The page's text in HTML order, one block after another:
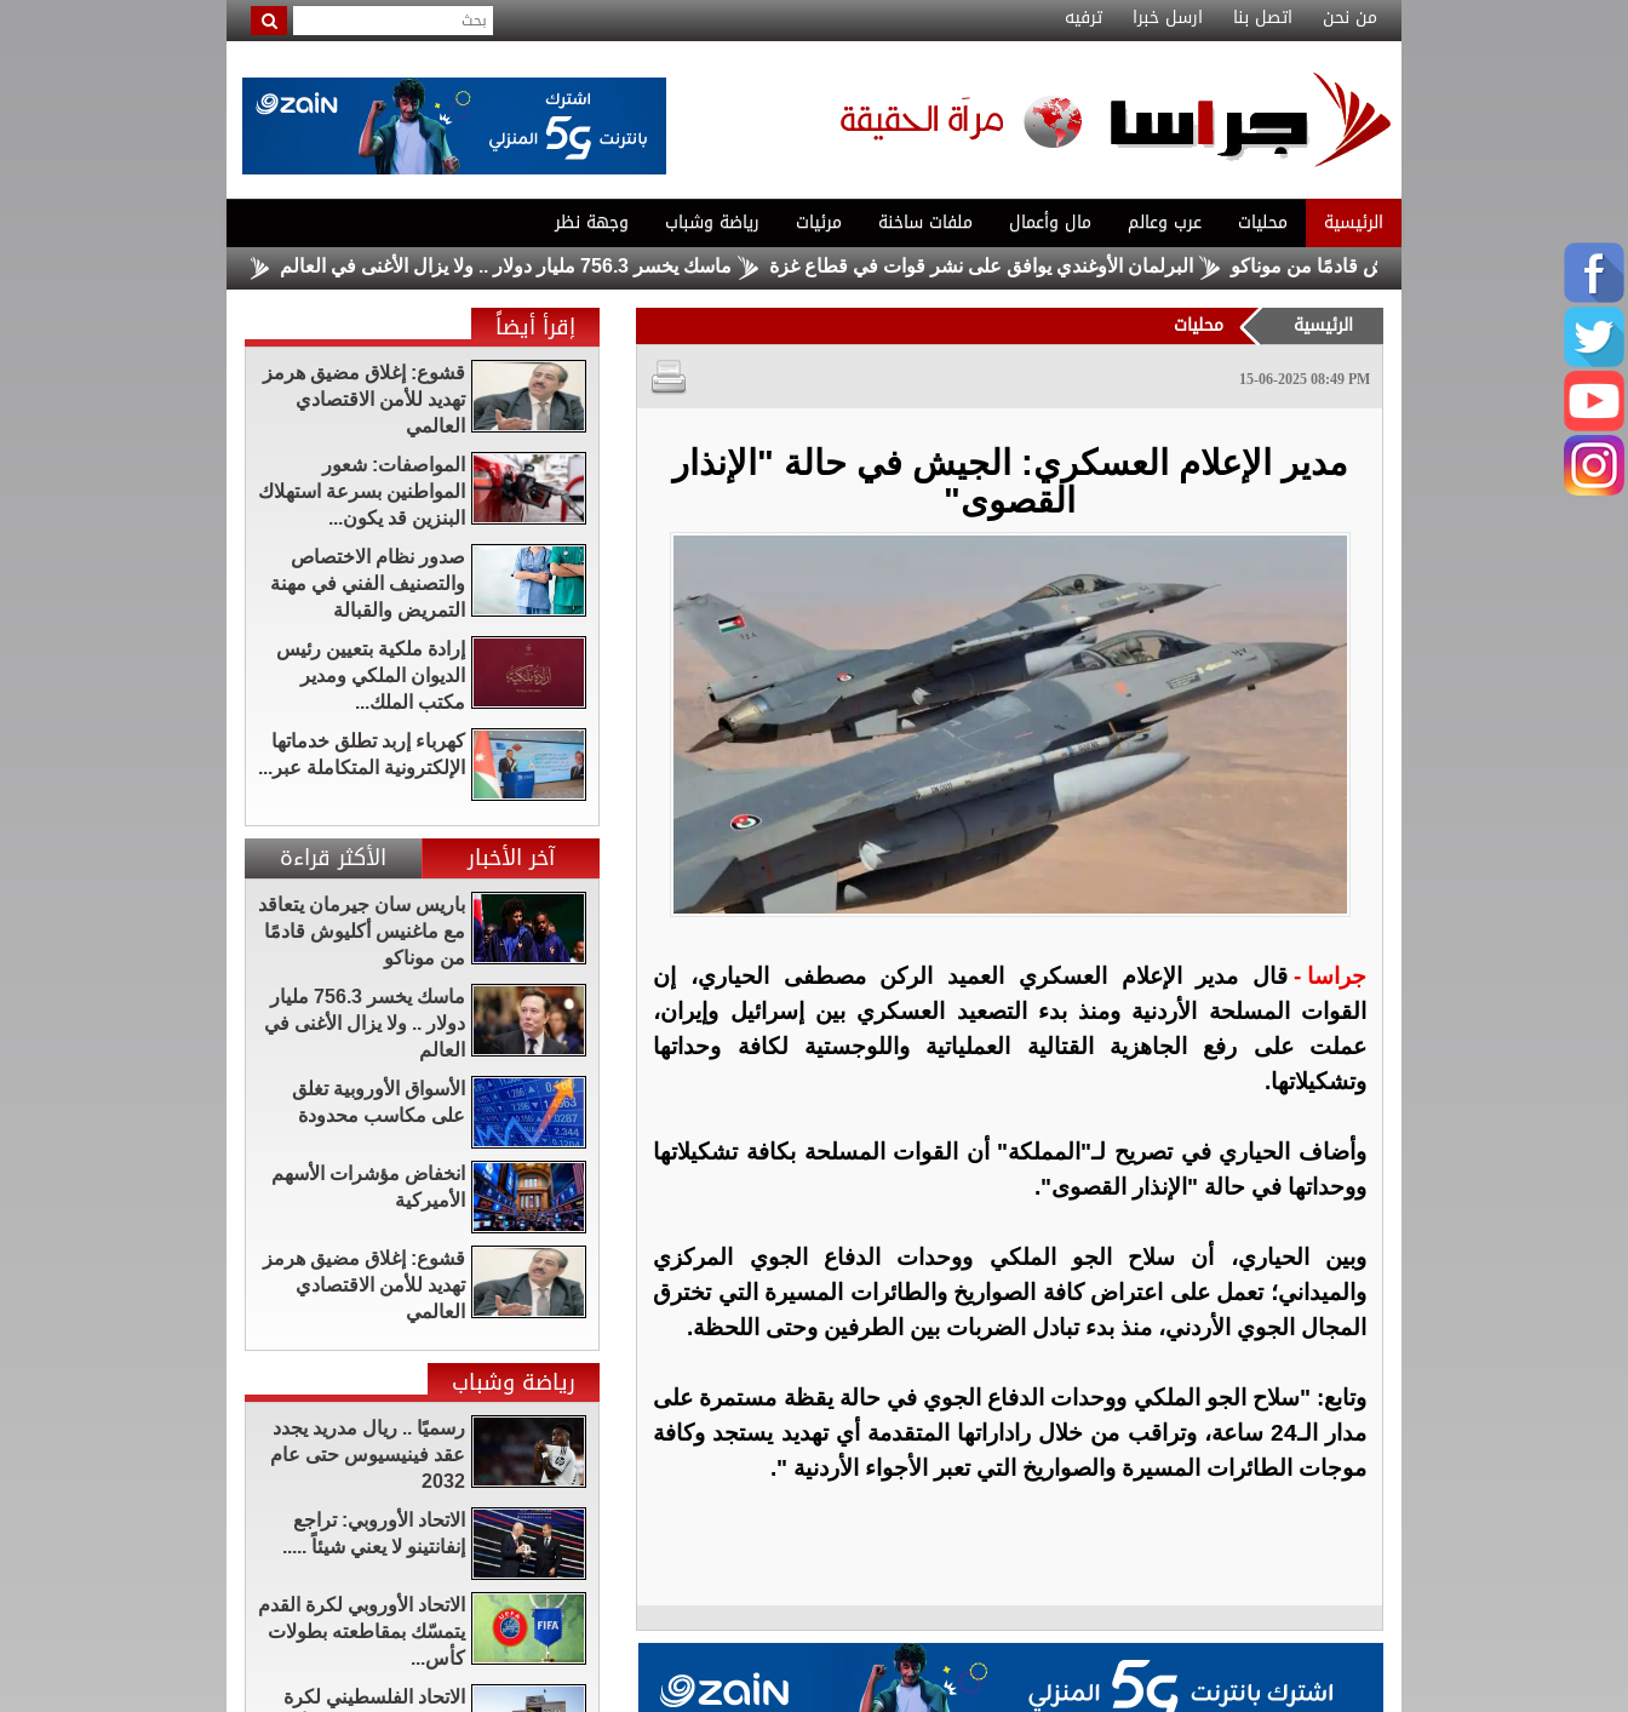
من نحن اتصل بنا ارسل خبرا ترفيه
الرئيسية محليات عرب وعالم مال وأعمال ملفات ساخنة مرئيات رياضة وشباب وجهة نظر
مع ماغنيس أكليوش قادمًا من موناكو البرلمان الأوغندي يوافق على نشر قوات في قطاع غزة ماسك يخسر 756.3 مليار دولار .. ولا يزال الأغنى في العالم الأسواق الأوروبية تغلق على مكاسب
الرئيسية محليات
15-06-2025 08:49 PM
مدير الإعلام العسكري: الجيش في حالة "الإنذار
القصوى"
جراسا - قال مدير الإعلام العسكري العميد الركن مصطفى الحياري، إن
القوات المسلحة الأردنية ومنذ بدء التصعيد العسكري بين إسرائيل وإيران،
عملت على رفع الجاهزية القتالية العملياتية واللوجستية لكافة وحداتها
وتشكيلاتها.
وأضاف الحياري في تصريح لـ"المملكة" أن القوات المسلحة بكافة تشكيلاتها
ووحداتها في حالة "الإنذار القصوى".
وبين الحياري، أن سلاح الجو الملكي ووحدات الدفاع الجوي المركزي
والميداني؛ تعمل على اعتراض كافة الصواريخ والطائرات المسيرة التي تخترق
المجال الجوي الأردني، منذ بدء تبادل الضربات بين الطرفين وحتى اللحظة.
وتابع: "سلاح الجو الملكي ووحدات الدفاع الجوي في حالة يقظة مستمرة على
مدار الـ24 ساعة، وتراقب من خلال راداراتها المتقدمة أي تهديد يستجد وكافة
موجات الطائرات المسيرة والصواريخ التي تعبر الأجواء الأردنية ".
إقرأ أيضاً
قشوع: إغلاق مضيق هرمز
تهديد للأمن الاقتصادي
العالمي
المواصفات: شعور
المواطنين بسرعة استهلاك
البنزين قد يكون...
صدور نظام الاختصاص
والتصنيف الفني في مهنة
التمريض والقبالة
إرادة ملكية بتعيين رئيس
الديوان الملكي ومدير
مكتب الملك...
كهرباء إربد تطلق خدماتها
الإلكترونية المتكاملة عبر...
آخر الأخبار الأكثر قراءة
باريس سان جيرمان يتعاقد
مع ماغنيس أكليوش قادمًا
من موناكو
ماسك يخسر 756.3 مليار
دولار .. ولا يزال الأغنى في
العالم
الأسواق الأوروبية تغلق
على مكاسب محدودة
انخفاض مؤشرات الأسهم
الأميركية
قشوع: إغلاق مضيق هرمز
تهديد للأمن الاقتصادي
العالمي
رياضة وشباب
رسميًا .. ريال مدريد يجدد
عقد فينيسيوس حتى عام
2032
الاتحاد الأوروبي: تراجع
إنفانتينو لا يعني شيئاً .....
الاتحاد الأوروبي لكرة القدم
يتمسّك بمقاطعته بطولات
كأس...
الاتحاد الفلسطيني لكرة